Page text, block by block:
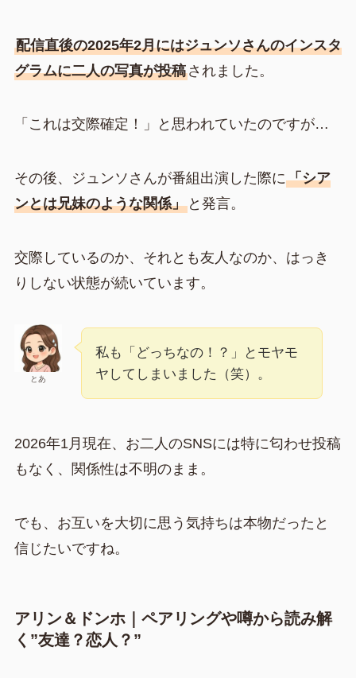
配信直後の2025年2月にはジュンソさんのインスタ
グラムに二人の写真が投稿されました。
「これは交際確定！」と思われていたのですが…
その後、ジュンソさんが番組出演した際に「シア
ンとは兄妹のような関係」と発言。
交際しているのか、それとも友人なのか、はっき
りしない状態が続いています。
とあ
私も「どっちなの！？」とモヤモ
ヤしてしまいました（笑）。
2026年1月現在、お二人のSNSには特に匂わせ投稿
もなく、関係性は不明のまま。
でも、お互いを大切に思う気持ちは本物だったと
信じたいですね。
アリン＆ドンホ｜ペアリングや噂から読み解
く”友達？恋人？”